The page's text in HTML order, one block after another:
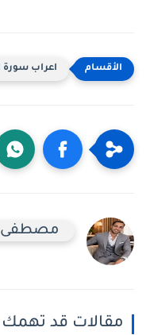
اعراب سورة
مقالات قد تهمك